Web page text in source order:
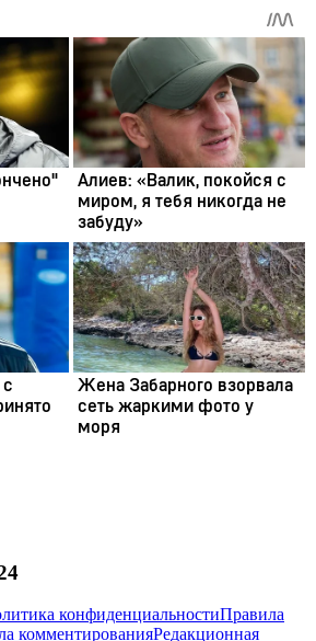
конфиденциальностиПравила
комментированияРедакционная